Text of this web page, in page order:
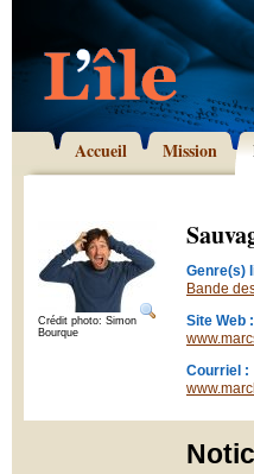
Accueil Mission
Crédit photo: Simon
Bourque
Genre(s)
Bande
Site Web :
Courriel :